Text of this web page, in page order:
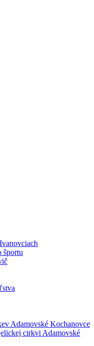
športu
Adamovské Kochanovce
cirkvi Adamovské